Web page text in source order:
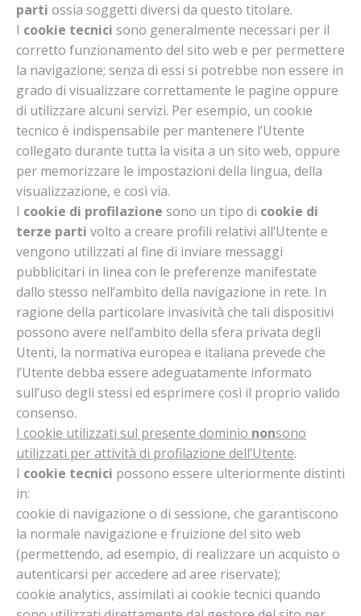
parti ossia soggetti diversi da questo titolare.
I cookie tecnici sono generalmente necessari per il
corretto funzionamento del sito web e per permettere
la navigazione; senza di essi si potrebbe non essere in
grado di visualizzare correttamente le pagine oppure
di utilizzare alcuni servizi. Per esempio, un cookie
tecnico è indispensabile per mantenere l’Utente
collegato durante tutta la visita a un sito web, oppure
per memorizzare le impostazioni della lingua, della
visualizzazione, e così via.
I cookie di profilazione sono un tipo di cookie di
terze parti volto a creare profili relativi all’Utente e
vengono utilizzati al fine di inviare messaggi
pubblicitari in linea con le preferenze manifestate
dallo stesso nell’ambito della navigazione in rete. In
ragione della particolare invasività che tali dispositivi
possono avere nell’ambito della sfera privata degli
Utenti, la normativa europea e italiana prevede che
l’Utente debba essere adeguatamente informato
sull’uso degli stessi ed esprimere così il proprio valido
consenso.
I cookie utilizzati sul presente dominio nonsono
utilizzati per attività di profilazione dell’Utente.
I cookie tecnici possono essere ulteriormente distinti
in:
cookie di navigazione o di sessione, che garantiscono
la normale navigazione e fruizione del sito web
(permettendo, ad esempio, di realizzare un acquisto o
autenticarsi per accedere ad aree riservate);
cookie analytics, assimilati ai cookie tecnici quando